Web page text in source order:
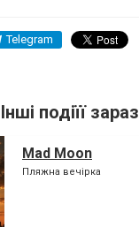
Telegram
Інші подіїї зараз
Mad Moon
Пляжна вечірка